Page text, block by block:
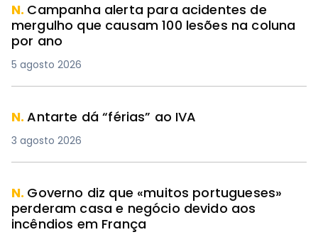
N. Campanha alerta para acidentes de
mergulho que causam 100 lesões na coluna
por ano
5 agosto 2026
N.Antarte dá “férias” ao IVA
3 agosto 2026
N. Governo diz que «muitos portugueses»
perderam casa e negócio devido aos
incêndios em França